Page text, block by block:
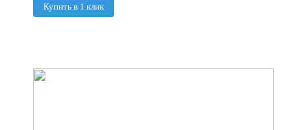
Купить в 1 клик